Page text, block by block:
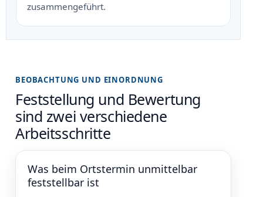
zusammengeführt.
BEOBACHTUNG UND EINORDNUNG
Feststellung und Bewertung
sind zwei verschiedene
Arbeitsschritte
Was beim Ortstermin unmittelbar
feststellbar ist